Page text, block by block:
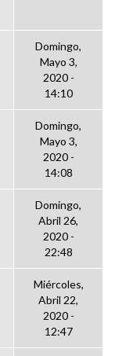
Domingo,
Mayo 3,
2020 -
14:10
Domingo,
Mayo 3,
2020 -
14:08
Domingo,
Abril 26,
2020 -
22:48
Miércoles,
Abril 22,
2020 -
12:47